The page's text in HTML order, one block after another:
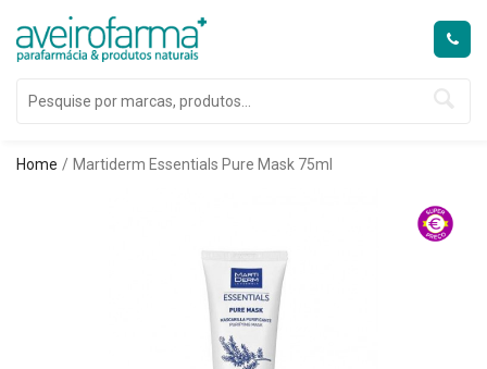
Home Martiderm Essentials Pure Mask 75ml